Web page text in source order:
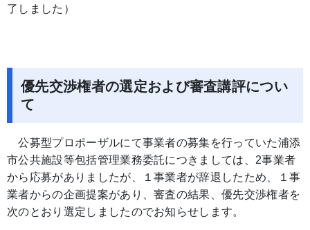
了しました）
優先交渉権者の選定および審査講評につい
て
公募型プロポーザルにて事業者の募集を行っていた浦添
市公共施設等包括管理業務委託につきましては、2事業者
から応募がありましたが、１事業者が辞退したため、１事
業者からの企画提案があり、審査の結果、優先交渉権者を
次のとおり選定しましたのでお知らせします。